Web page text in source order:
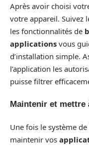
Après avoir choisi
votre appareil. Suivez
les fonctionnalités de
applications vous
d’installation simple.
l’application les
puisse filtrer
Maintenir et
Une fois le système de
maintenir vos